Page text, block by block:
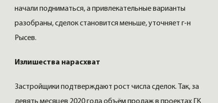
начали подниматься, а привлекательные варианты
разобраны, сделок становится меньше, уточняет г-н
Рысев.
Излишества нарасхват
Застройщики подтверждают рост числа сделок. Так, за